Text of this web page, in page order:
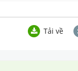
Tải về